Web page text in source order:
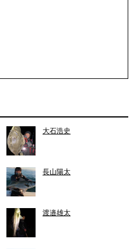
大石浩史
長山陽太
渡邉雄太